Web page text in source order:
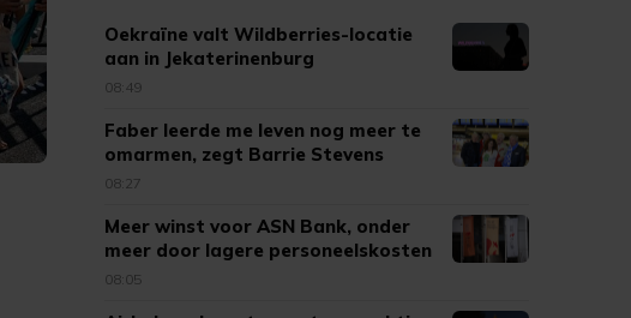
Oekraïne valt Wildberries-locatie
aan in Jekaterinenburg
08:49
Faber leerde me leven nog meer te
omarmen, zegt Barrie Stevens
08:27
Meer winst voor ASN Bank, onder
meer door lagere personeelskosten
08:05